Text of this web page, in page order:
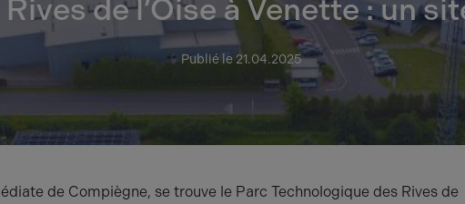
de l’Oise à Venette : un
Publié le 21.04.2025
de Compiègne, se trouve le Parc Technologique des Rives de